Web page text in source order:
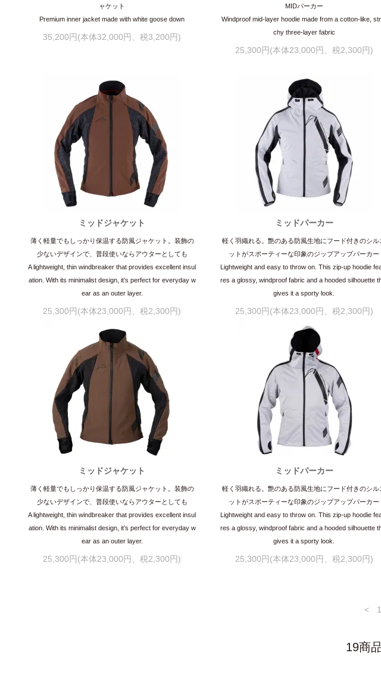
ャケット
Premium inner jacket made with white goose down
35,200円(本体32,000円、税3,200円)
MIDパーカー
Windproof mid-layer hoodie made from a cotton-like,
chy three-layer fabric
25,300円(本体23,000円、税2,300円)
ミッドジャケット
薄く軽量でもしっかり保温する防風ジャケット。装飾の
少ないデザインで、普段使いならアウターとしても
A lightweight, thin windbreaker that provides excellent insul
ation. With its minimalist design, it’s perfect for everyday w
ear as an outer layer.
25,300円(本体23,000円、税2,300円)
ミッドパーカー
軽く羽織れる。艶のある防風生地にフード付きのシル
ットがスポーティーな印象のジップアップパーカー
Lightweight and easy to throw on. This zip-up hoodie
res a glossy, windproof fabric and a hooded silhouette
gives it a sporty look.
25,300円(本体23,000円、税2,300円)
ミッドジャケット
薄く軽量でもしっかり保温する防風ジャケット。装飾の
少ないデザインで、普段使いならアウターとしても
A lightweight, thin windbreaker that provides excellent insul
ation. With its minimalist design, it’s perfect for everyday w
ear as an outer layer.
25,300円(本体23,000円、税2,300円)
ミッドパーカー
軽く羽織れる。艶のある防風生地にフード付きのシル
ットがスポーティーな印象のジップアップパーカー
Lightweight and easy to throw on. This zip-up hoodie
res a glossy, windproof fabric and a hooded silhouette
gives it a sporty look.
25,300円(本体23,000円、税2,300円)
< 1
19商